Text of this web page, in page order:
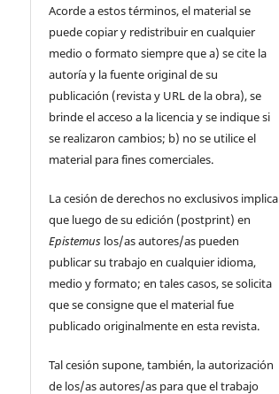
Acorde a estos términos, el material se
puede copiar y redistribuir en cualquier
medio o formato siempre que a) se cite la
autoría y la fuente original de su
publicación (revista y URL de la obra), se
brinde el acceso a la licencia y se indique si
se realizaron cambios; b) no se utilice el
material para fines comerciales.
La cesión de derechos no exclusivos implica
que luego de su edición (postprint) en
Epistemus los/as autores/as pueden
publicar su trabajo en cualquier idioma,
medio y formato; en tales casos, se solicita
que se consigne que el material fue
publicado originalmente en esta revista.
Tal cesión supone, también, la autorización
de los/as autores/as para que el trabajo